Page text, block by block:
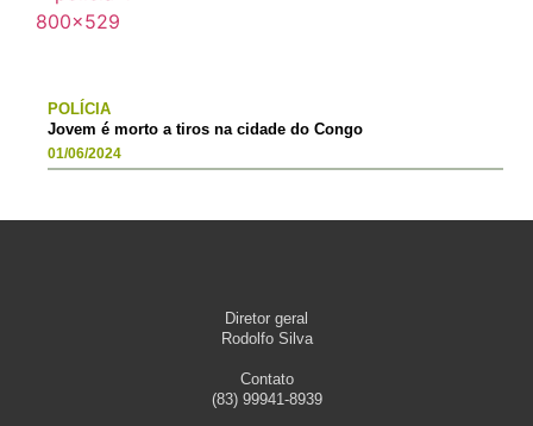
POLÍCIA
Jovem é morto a tiros na cidade do Congo
01/06/2024
Diretor geral
Rodolfo Silva
Contato
(83) 99941-8939